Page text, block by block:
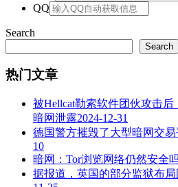
QQ
Search
Search
热门文章
被Hellcat勒索软件团伙攻击
暗网泄露2024-12-31
德国警方摧毁了大型暗网交易
10
暗网：Tor浏览网络仍然安全
据报道，英国的部分监狱布